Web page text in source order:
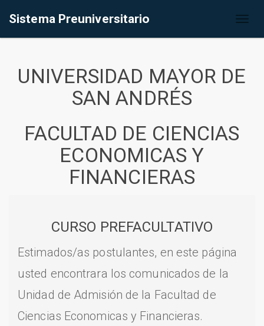
Sistema Preuniversitario
UNIVERSIDAD MAYOR DE
SAN ANDRÉS
FACULTAD DE CIENCIAS
ECONOMICAS Y
FINANCIERAS
CURSO PREFACULTATIVO
Estimados/as postulantes, en este página
usted encontrara los comunicados de la
Unidad de Admisión de la Facultad de
Ciencias Economicas y Financieras.